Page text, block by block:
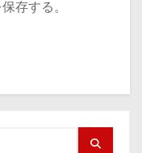
存する。